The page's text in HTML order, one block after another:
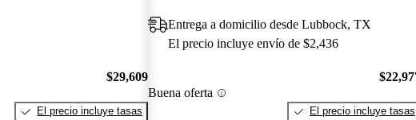
$29,609
El precio incluye tasas
Entrega a domicilio desde Lubbock, TX
El precio incluye envío de $2,436
Buena oferta
El precio incluye tasas